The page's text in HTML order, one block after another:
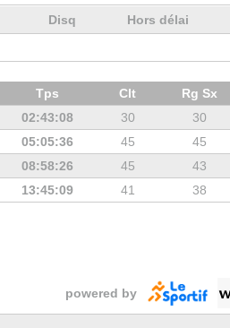
Disq Hors délai
Tps Clt Rg Sx
02:43:08 30 30
05:05:36 45 45
08:58:26 45 43
13:45:09 41 38
powered by